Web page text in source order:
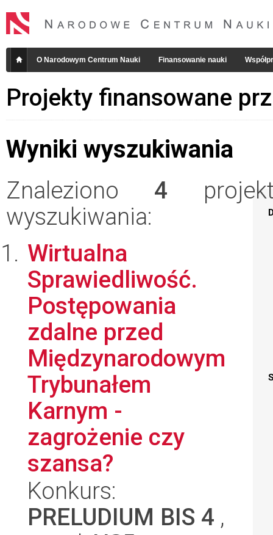
O Narodowym Centrum Nauki Finansowanie nauki
Projekty finansowane
Wyniki wyszukiwania
Znaleziono 4
wyszukiwania:
Wirtualna
Sprawiedliwość.
Postępowania
zdalne przed
Międzynarodowym
Trybunałem
Karnym -
zagrożenie czy
szansa?
Konkurs:
PRELUDIUM BIS 4 ,